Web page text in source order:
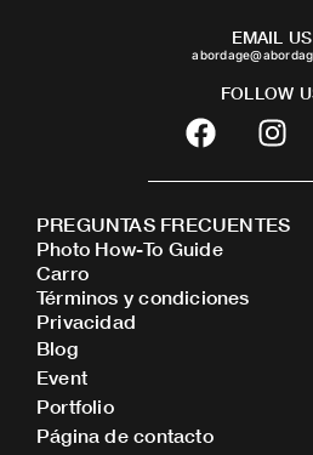
EMAIL US
FOLLOW
F
a
c
b
o
o
I
n
s
a
PREGUNTAS FRECUENTES
Photo How-To Guide
Carro
Términos y condiciones
Privacidad
Blog
Event
Portfolio
Página de contacto